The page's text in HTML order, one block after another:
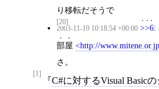
り移転だそうで
[20]
2003-11-19 10:18:54 +00:00 >>6:
部屋
http://
さ。
[1]
C#に対するVisual Basic